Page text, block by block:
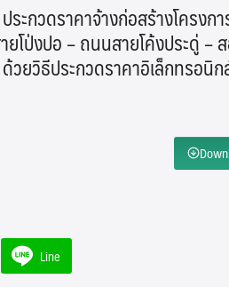
ะกวดราคาจ้างก่อสร้างโครงก
โป่งปอ – ถนนสายโค้งประดู่ –
วยวิธีประกวดราคาอิเล็กทรอนิ
Line